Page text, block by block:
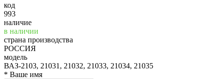
код
993
наличие
в наличии
страна производства
РОССИЯ
модель
ВАЗ-2103, 21031, 21032, 21033, 21034, 21035
* Ваше имя